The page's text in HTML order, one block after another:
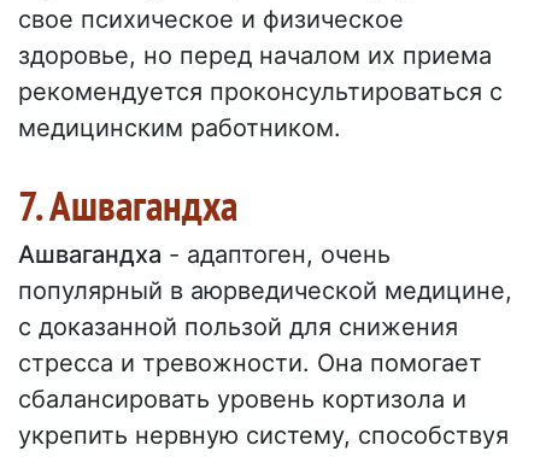
свое психическое и физическое
здоровье, но перед началом их приема
рекомендуется проконсультироваться с
медицинским работником.
7. Ашвагандха
Ашвагандха - адаптоген, очень
популярный в аюрведической медицине,
с доказанной пользой для снижения
стресса и тревожности. Она помогает
сбалансировать уровень кортизола и
укрепить нервную систему, способствуя